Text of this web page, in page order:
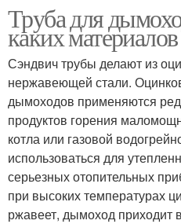
нержавейки
Нержавеющие
дымоходы
Труба для
каких
Сэндвич трубы делают из
нержавеющей стали.
дымоходов применяются
продуктов горения
котла или газовой
использоваться для
серьезных отопительных
при высоких температурах
ржавеет, дымоход приходит